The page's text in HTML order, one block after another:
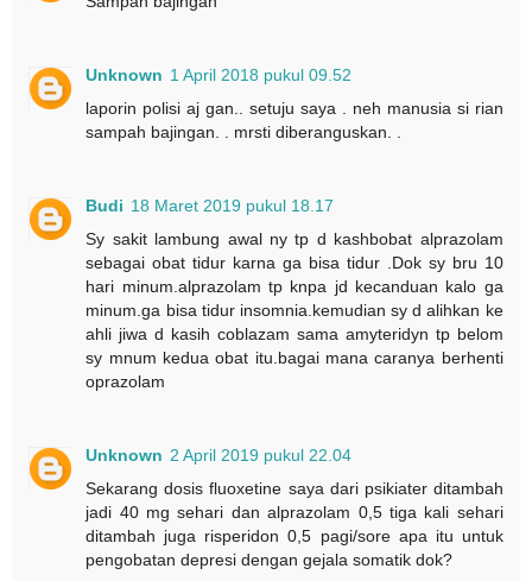
Unknown 1 April 2018 pukul 09.52
laporin polisi aj gan.. setuju saya . neh manusia si rian
sampah bajingan. . mrsti diberanguskan. .
Budi 18 Maret 2019 pukul 18.17
Sy sakit lambung awal ny tp d kashbobat alprazolam
sebagai obat tidur karna ga bisa tidur .Dok sy bru 10
hari minum.alprazolam tp knpa jd kecanduan kalo ga
minum.ga bisa tidur insomnia.kemudian sy d alihkan ke
ahli jiwa d kasih coblazam sama amyteridyn tp belom
sy mnum kedua obat itu.bagai mana caranya berhenti
oprazolam
Unknown 2 April 2019 pukul 22.04
Sekarang dosis fluoxetine saya dari psikiater ditambah
jadi 40 mg sehari dan alprazolam 0,5 tiga kali sehari
ditambah juga risperidon 0,5 pagi/sore apa itu untuk
pengobatan depresi dengan gejala somatik dok?